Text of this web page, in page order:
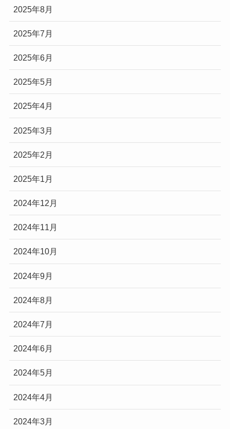
2025年8月
2025年7月
2025年6月
2025年5月
2025年4月
2025年3月
2025年2月
2025年1月
2024年12月
2024年11月
2024年10月
2024年9月
2024年8月
2024年7月
2024年6月
2024年5月
2024年4月
2024年3月